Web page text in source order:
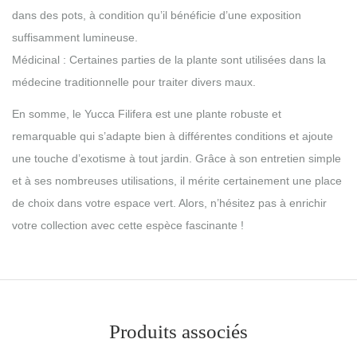
dans des pots, à condition qu’il bénéficie d’une exposition
suffisamment lumineuse.
Médicinal : Certaines parties de la plante sont utilisées dans la
médecine traditionnelle pour traiter divers maux.
En somme, le Yucca Filifera est une plante robuste et
remarquable qui s’adapte bien à différentes conditions et ajoute
une touche d’exotisme à tout jardin. Grâce à son entretien simple
et à ses nombreuses utilisations, il mérite certainement une place
de choix dans votre espace vert. Alors, n’hésitez pas à enrichir
votre collection avec cette espèce fascinante !
Produits associés